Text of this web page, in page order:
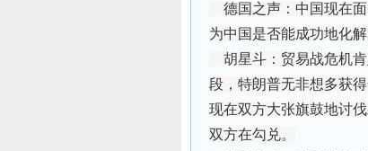
德国之声：中国现在
为中国是否能成功地化
胡星斗：贸易战危机
段，特朗普无非想多获
现在双方大张旗鼓地讨
双方在勾兑。